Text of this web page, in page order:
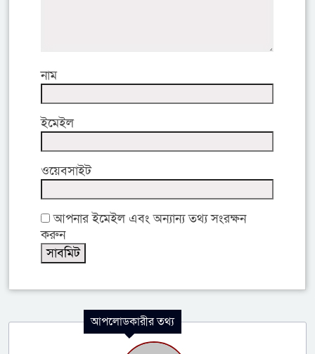
নাম
ইমেইল
ওয়েবসাইট
আপনার ইমেইল এবং অন্যান্য তথ্য সংরক্ষন
করুন
আপলোডকারীর তথ্য